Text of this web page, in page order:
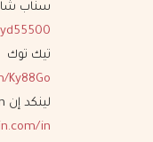
سناب
تيك توك
لينكد إن LinkedIn